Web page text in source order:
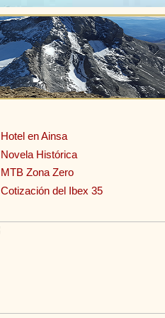
Hotel en Ainsa
Novela Histórica
MTB Zona Zero
Cotización del Ibex 35